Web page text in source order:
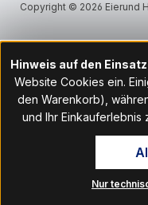
Copyright © 2026 Eierund
Hinweis auf den
Website Cookies ein.
den Warenkorb),
und Ihr
notwendigen Cookies
Klick auf "Nur technisch
Zugang zu den Cookie-
unserer Website im
Nur